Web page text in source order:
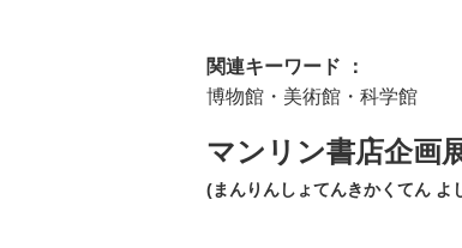
関連キーワード ：
博物館・美術館・科学館
マンリン書店企画
(まんりんしょてんきかくてん よ